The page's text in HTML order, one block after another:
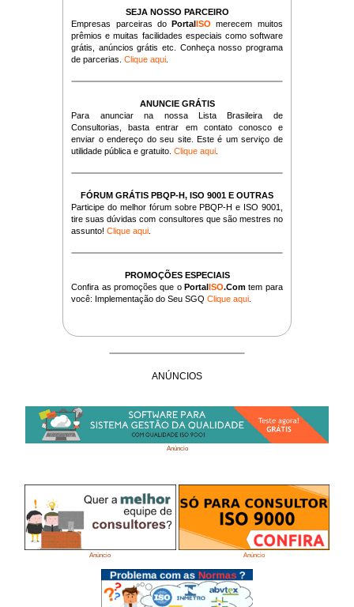
SEJA NOSSO PARCEIRO
Empresas parceiras doPortalISO merecem muitos
prêmios e muitas facilidades especiais como software
grátis, anúncios grátis etc. Conheça nosso programa
de parcerias.Clique aqui
ANUNCIE GRÁTIS
Para anunciar na nossa Lista Brasileira de
Consultorias, basta entrar em contato conosco e
enviar o endereço do seu site. Este é um serviço de
utilidade pública e gratuito.Clique aqui
FÓRUM GRÁTIS PBQP-H, ISO 9001 E OUTRAS
Participe do melhor fórum sobre PBQP-H e ISO 9001,
tire suas dúvidas com consultores que são mestres no
assunto!Clique aqui
PROMOÇÕES ESPECIAIS
Confira as promoções que oPortalISO.Com tem para
você: Implementação do Seu SGQClique aqui
ANÚNCIOS
Anúncio
Anúncio Anúncio